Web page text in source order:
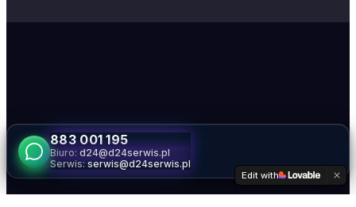
883 001 195
Biuro: d24@d24serwis.pl
Serwis:serwis@d24serwis.pl
Edit with